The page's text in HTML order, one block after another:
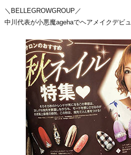
＼BELLEGROWGROUP／
中川代表が小悪魔agehaでヘアメイクデビ